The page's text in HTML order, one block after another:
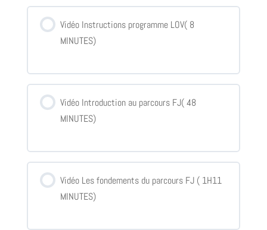
Vidéo Instructions programme LOV( 8
MINUTES)
Vidéo Introduction au parcours FJ( 48
MINUTES)
Vidéo Les fondements du parcours FJ ( 1H11
MINUTES)